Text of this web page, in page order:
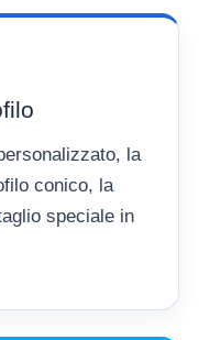
la
conico, la
speciale in